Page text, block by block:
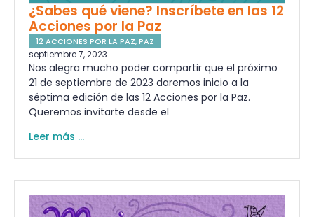
¿Sabes qué viene? Inscríbete en las 12
Acciones por la Paz
12 ACCIONES POR LA PAZ,PAZ
septiembre 7, 2023
Nos alegra mucho poder compartir que el próximo
21 de septiembre de 2023 daremos inicio a la
séptima edición de las 12 Acciones por la Paz.
Queremos invitarte desde el
Leer más ...